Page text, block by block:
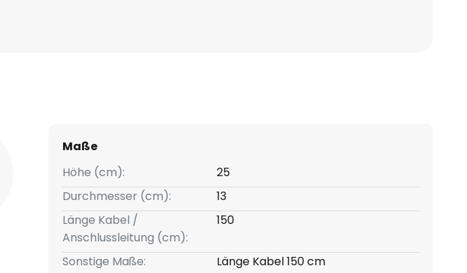
Maße
Höhe (cm):
25
Durchmesser (cm):
13
Länge Kabel /
Anschlussleitung (cm):
150
Sonstige Maße:
Länge Kabel 150 cm